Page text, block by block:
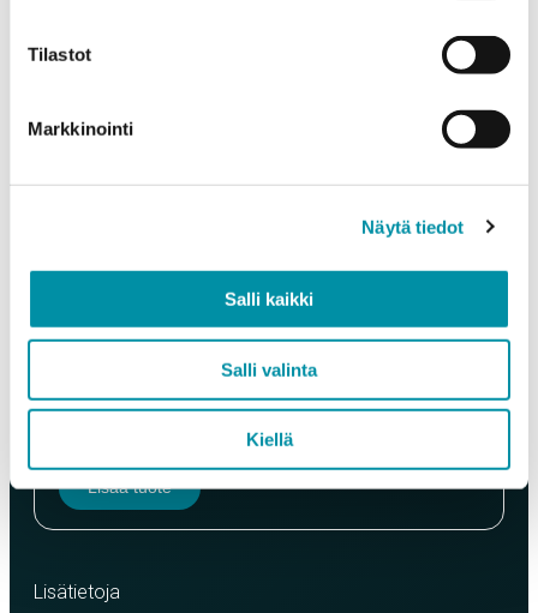
Tilastot
Markkinointi
Näytä tiedot
Salli kaikki
Salli valinta
Kiellä
EN AW-6063 (min. 250kg)
Lisää tuote
Lisätietoja